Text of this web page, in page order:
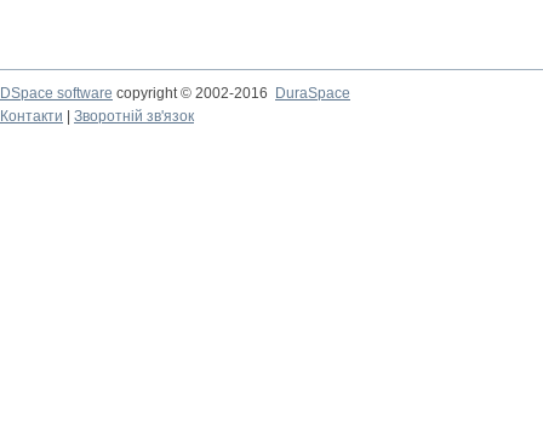
DSpace software copyright © 2002-2016
DuraSpace
Контакти
Зворотній зв'язок